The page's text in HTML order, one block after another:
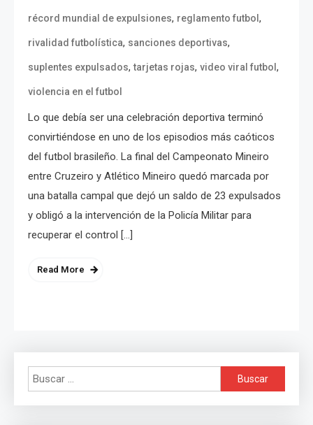
récord mundial de expulsiones, reglamento futbol ,
rivalidad futbolística, sanciones deportivas,
suplentes expulsados,tarjetas rojas, video viral futbol ,
violencia en el futbol
Lo que debía ser una celebración deportiva terminó
convirtiéndose en uno de los episodios más caóticos
del futbol brasileño. La final del Campeonato Mineiro
entre Cruzeiro y Atlético Mineiro quedó marcada por
una batalla campal que dejó un saldo de 23 expulsados
y obligó a la intervención de la Policía Militar para
recuperar el control […]
Read More
Buscar: